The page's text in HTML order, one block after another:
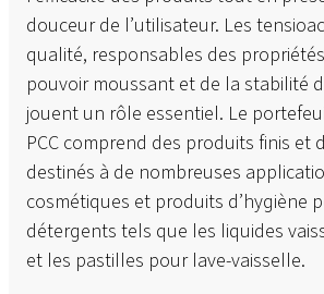
douceur de l’utilisateur. Les
qualité, responsables des
pouvoir moussant et de la stabilité
jouent un rôle essentiel. Le
PCC comprend des produits finis et
destinés à de nombreuses
cosmétiques et produits d’hygiène
détergents tels que les liquides
et les pastilles pour lave-vaisselle.